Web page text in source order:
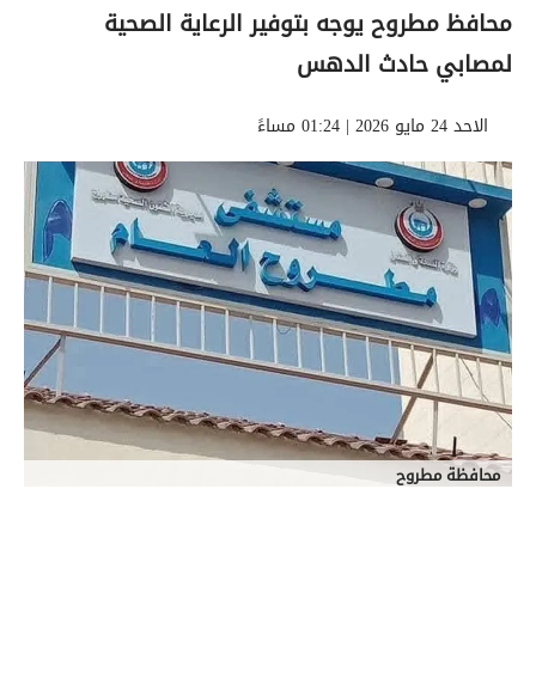
محافظ مطروح يوجه بتوفير الرعاية الصحية
لمصابي حادث الدهس
الاحد 24 مايو 2026 | 01:24 مساءً
محافظة مطروح